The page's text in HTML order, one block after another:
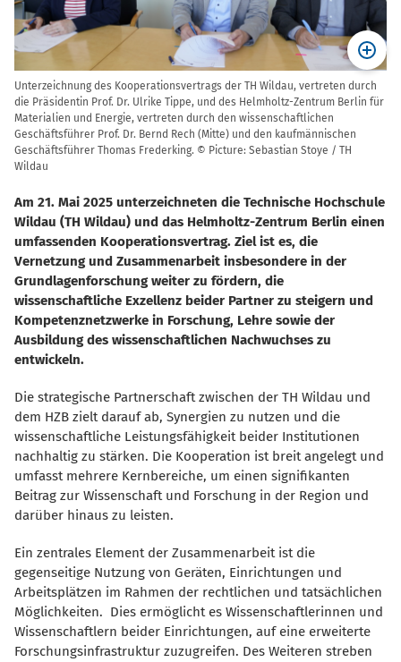
Unterzeichnung des Kooperationsvertrags der TH Wildau, vertreten durch
die Präsidentin Prof. Dr. Ulrike Tippe, und des Helmholtz-Zentrum Berlin für
Materialien und Energie, vertreten durch den wissenschaftlichen
Geschäftsführer Prof. Dr. Bernd Rech (Mitte) und den kaufmännischen
Geschäftsführer Thomas Frederking. © Picture: Sebastian Stoye / TH
Wildau
Am 21. Mai 2025 unterzeichneten die Technische Hochschule
Wildau (TH Wildau) und das Helmholtz-Zentrum Berlin einen
umfassenden Kooperationsvertrag. Ziel ist es, die
Vernetzung und Zusammenarbeit insbesondere in der
Grundlagenforschung weiter zu fördern, die
wissenschaftliche Exzellenz beider Partner zu steigern und
Kompetenznetzwerke in Forschung, Lehre sowie der
Ausbildung des wissenschaftlichen Nachwuchses zu
entwickeln.
Die strategische Partnerschaft zwischen der TH Wildau und
dem HZB zielt darauf ab, Synergien zu nutzen und die
wissenschaftliche Leistungsfähigkeit beider Institutionen
nachhaltig zu stärken. Die Kooperation ist breit angelegt und
umfasst mehrere Kernbereiche, um einen signifikanten
Beitrag zur Wissenschaft und Forschung in der Region und
darüber hinaus zu leisten.
Ein zentrales Element der Zusammenarbeit ist die
gegenseitige Nutzung von Geräten, Einrichtungen und
Arbeitsplätzen im Rahmen der rechtlichen und tatsächlichen
Möglichkeiten. Dies ermöglicht es Wissenschaftlerinnen und
Wissenschaftlern beider Einrichtungen, auf eine erweiterte
Forschungsinfrastruktur zuzugreifen. Des Weiteren streben